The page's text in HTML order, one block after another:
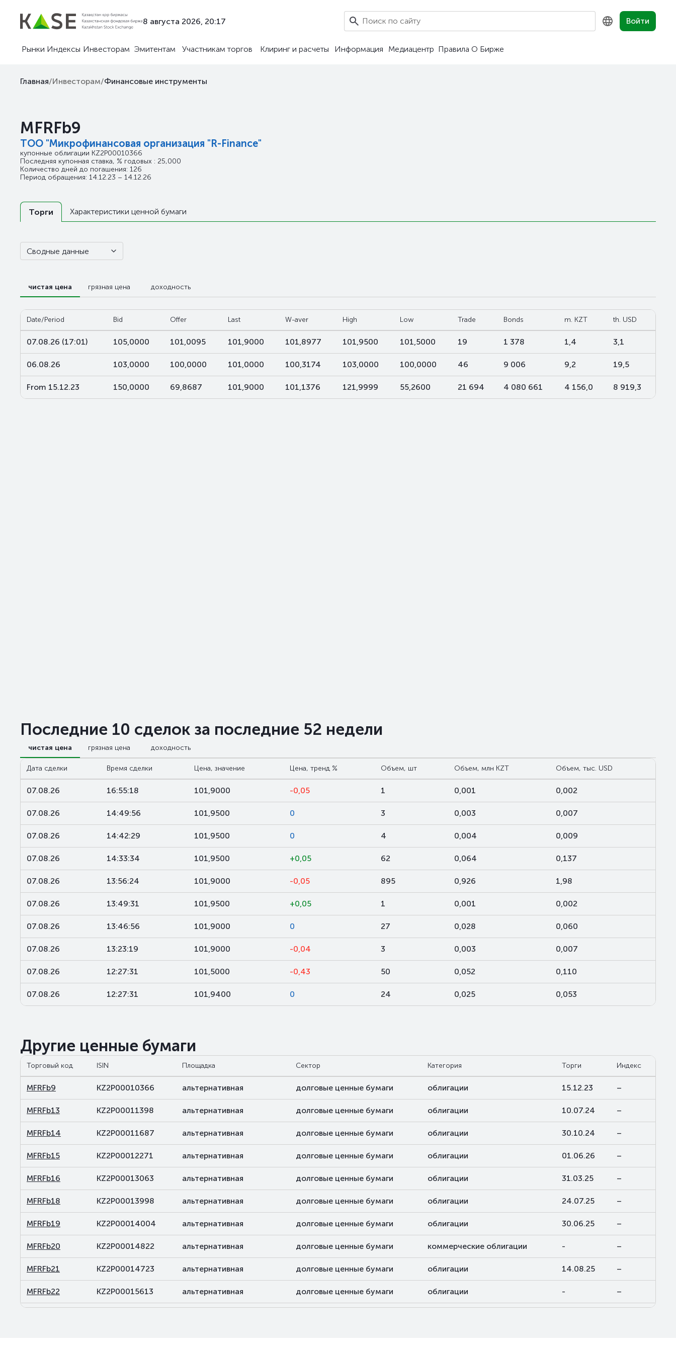
8 августа 2026, 20:17 Войти
Рынки Индексы Инвесторам Эмитентам Участникам торгов Клиринг и расчеты Информация Медиацентр Правила О Бирже
Главная/Инвесторам/Финансовые инструменты
MFRFb9
ТОО "Микрофинансовая организация "R-Finance"
купонные облигации KZ2P00010366
Последняя купонная ставка, % годовых : 25,000
Количество дней до погашения: 126
Период обращения: 14.12.23 – 14.12.26
Торги Характеристики ценной бумаги
Сводные данные
чистая цена грязная цена доходность
Date/Period Bid Offer Last W-aver High Low Trade Bonds m. KZT th. USD
07.08.26 (17:01) 105,0000 101,0095 101,9000 101,8977 101,9500 101,5000 19 1 378 1,4 3,1
06.08.26 103,0000 100,0000 101,0000 100,3174 103,0000 100,0000 46 9 006 9,2 19,5
From 15.12.23 150,0000 69,8687 101,9000 101,1376 121,9999 55,2600 21 694 4 080 661 4 156,0 8 919,3
Последние 10 сделок за последние 52 недели
чистая цена грязная цена доходность
Дата сделки Время сделки Цена, значение Цена, тренд % Объем, шт Объем, млн KZT Объем, тыс. USD
07.08.26 16:55:18 101,9000 -0,05 1 0,001 0,002
07.08.26 14:49:56 101,9500 0 3 0,003 0,007
07.08.26 14:42:29 101,9500 0 4 0,004 0,009
07.08.26 14:33:34 101,9500 +0,05 62 0,064 0,137
07.08.26 13:56:24 101,9000 -0,05 895 0,926 1,98
07.08.26 13:49:31 101,9500 +0,05 1 0,001 0,002
07.08.26 13:46:56 101,9000 0 27 0,028 0,060
07.08.26 13:23:19 101,9000 -0,04 3 0,003 0,007
07.08.26 12:27:31 101,5000 -0,43 50 0,052 0,110
07.08.26 12:27:31 101,9400 0 24 0,025 0,053
Другие ценные бумаги
Торговый код ISIN Площадка Сектор Категория Торги Индекс
MFRFb9 KZ2P00010366 альтернативная долговые ценные бумаги облигации 15.12.23 –
MFRFb13 KZ2P00011398 альтернативная долговые ценные бумаги облигации 10.07.24 –
MFRFb14 KZ2P00011687 альтернативная долговые ценные бумаги облигации 30.10.24 –
MFRFb15 KZ2P00012271 альтернативная долговые ценные бумаги облигации 01.06.26 –
MFRFb16 KZ2P00013063 альтернативная долговые ценные бумаги облигации 31.03.25 –
MFRFb18 KZ2P00013998 альтернативная долговые ценные бумаги облигации 24.07.25 –
MFRFb19 KZ2P00014004 альтернативная долговые ценные бумаги облигации 30.06.25 –
MFRFb20 KZ2P00014822 альтернативная долговые ценные бумаги коммерческие облигации - –
MFRFb21 KZ2P00014723 альтернативная долговые ценные бумаги облигации 14.08.25 –
MFRFb22 KZ2P00015613 альтернативная долговые ценные бумаги облигации - –